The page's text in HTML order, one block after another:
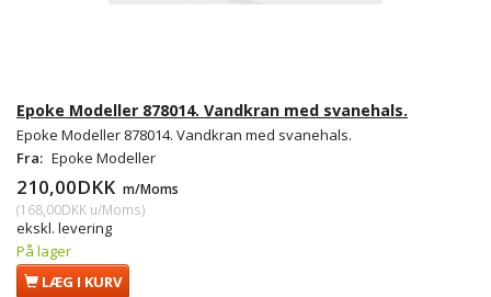
Epoke Modeller 878014. Vandkran med svanehals.
Epoke Modeller 878014. Vandkran med svanehals.
Fra: Epoke Modeller
210,00DKK m/Moms
(168,00DKK u/Moms)
ekskl. levering
På lager
LÆG I KURV